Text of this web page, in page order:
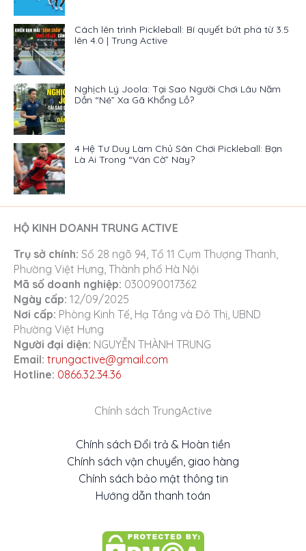
Cách lên trình Pickleball: Bí quyết bứt phá từ 3.5
lên 4.0 | Trung Active
Nghịch Lý Joola: Tại Sao Người Chơi Lâu Năm
Dần “Né” Xa Gã Khổng Lồ?
4 Hệ Tư Duy Làm Chủ Sân Chơi Pickleball: Bạn
Là Ai Trong “Ván Cờ” Này?
HỘ KINH DOANH TRUNG ACTIVE
Trụ sở chính: Số 28 ngõ 94, Tổ 11 Cụm Thượng Thanh,
Phường Việt Hưng, Thành phố Hà Nội
Mã số doanh nghiệp: 030090017362
Ngày cấp: 12/09/2025
Nơi cấp: Phòng Kinh Tế, Hạ Tầng và Đô Thị, UBND
Phường Việt Hưng
Người đại diện: NGUYỄN THÀNH TRUNG
Email: trungactive@gmail.com
Hotline: 0866.32.34.36
Chính sách TrungActive
Chính sách Đổi trả & Hoàn tiền
Chính sách vận chuyển, giao hàng
Chính sách bảo mật thông tin
Hướng dẫn thanh toán